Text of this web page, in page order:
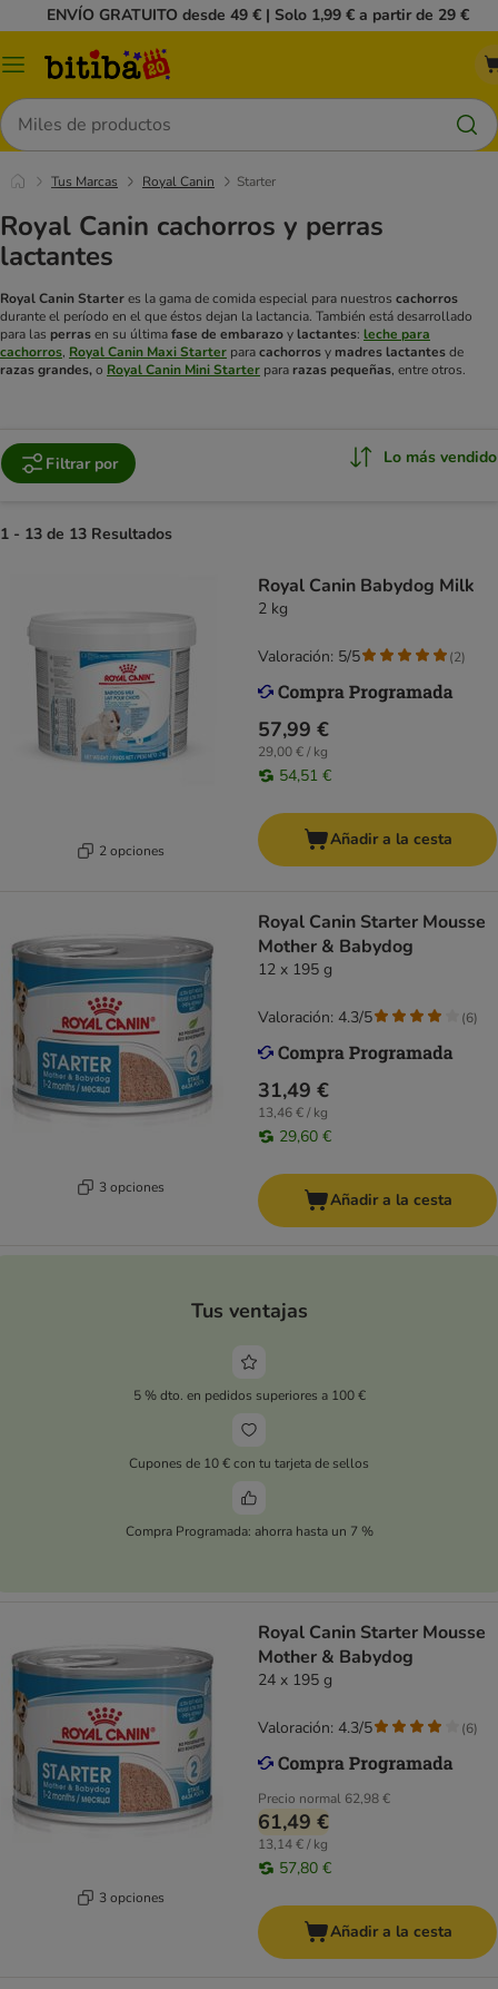
ENVÍO GRATUITO desde 49 € | Solo 1,99 € a partir de 29 €
Menú
Buscar
Tus Marcas Royal Canin Starter
Royal Canin cachorros y perras
lactantes
Royal Canin Starteres la gama de comida especial para nuestros cachorros
durante el período en el que éstos dejan la lactancia. También está desarrollado
para las perrasen su últimafase de embarazoy lactantes: leche para
cachorros, Royal Canin Maxi Starter paracachorrosy madres lactantesde
razas grandes,o Royal Canin Mini Starter para razas pequeñas, entre otros.
Filtrar por Lo más vendido
1 - 13 de 13 Resultados
2 opciones
Royal Canin Babydog Milk
2 kg
57,99 €
29,00 € / kg
54,51 €
Valoración: 5/5 (2)
Añadir a la cesta
3 opciones
Royal Canin Starter Mousse
Mother & Babydog
12 x 195 g
31,49 €
13,46 € / kg
29,60 €
Valoración: 4.3/5 (6)
Añadir a la cesta
Tus ventajas
5 % dto. en pedidos superiores a 100 €
Cupones de 10 € con tu tarjeta de sellos
Compra Programada: ahorra hasta un 7 %
3 opciones
Royal Canin Starter Mousse
Mother & Babydog
24 x 195 g
Precio normal 62,98 €
61,49 €
13,14 € / kg
57,80 €
Valoración: 4.3/5 (6)
Añadir a la cesta